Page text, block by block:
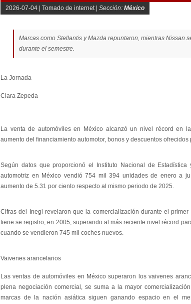
2026-07-04 | Tomado de internet | Sección: México
Marcas como Stellantis y Mazda repuntaron, mientras Nissan
durante el semestre.
La Jornada
Clara Zepeda
La venta de automóviles en México alcanzó un nivel récord en
aumento del financiamiento automotor, bonos y descuentos
Según datos que proporcionó el Instituto Nacional de
automotriz en México vendió 754 mil 394 unidades de enero a
aumento de 5.31 por ciento respecto al mismo periodo de 2025.
Cifras del Inegi revelaron que la comercialización durante el
tiene se registro, en 2005, superando al más reciente nivel récord
cuando se vendieron 745 mil coches nuevos.
Vaivenes arancelarios
Las ventas de automóviles en México superaron los vaivenes
plena negociación comercial, se suma a la mayor
marcas de la nación asiática siguen ganando espacio en el